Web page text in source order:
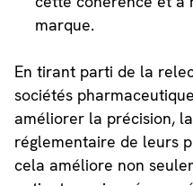
marque.
En tirant parti de la
sociétés
améliorer la précision,
réglementaire de leurs
cela améliore non